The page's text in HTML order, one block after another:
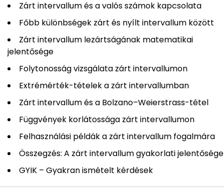
Zárt intervallum és a valós számok kapcsolata
Főbb különbségek zárt és nyílt intervallum között
Zárt intervallum lezártságának matematikai
jelentősége
Folytonosság vizsgálata zárt intervallumon
Extrémérték-tételek a zárt intervallumban
Zárt intervallum és a Bolzano–Weierstrass-tétel
Függvények korlátossága zárt intervallumon
Felhasználási példák a zárt intervallum fogalmára
Összegzés: A zárt intervallum gyakorlati jelentősége
GYIK – Gyakran ismételt kérdések